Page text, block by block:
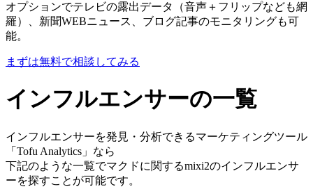
オプションでテレビの露出データ（音声＋フリップなども網
羅）、新聞WEBニュース、ブログ記事のモニタリングも可
能。
まずは無料で相談してみる
インフルエンサーの一覧
インフルエンサーを発見・分析できるマーケティングツール
「Tofu Analytics」なら
下記のような一覧でマクドに関するmixi2のインフルエンサ
ーを探すことが可能です。